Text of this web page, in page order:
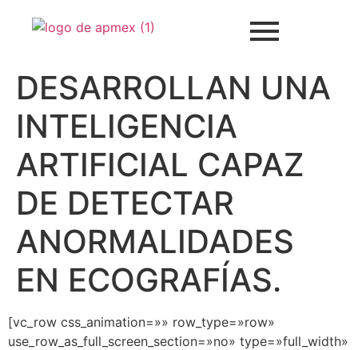
DESARROLLAN UNA
INTELIGENCIA
ARTIFICIAL CAPAZ
DE DETECTAR
ANORMALIDADES
EN ECOGRAFÍAS.
[vc_row css_animation=»» row_type=»row»
use_row_as_full_screen_section=»no» type=»full_width»